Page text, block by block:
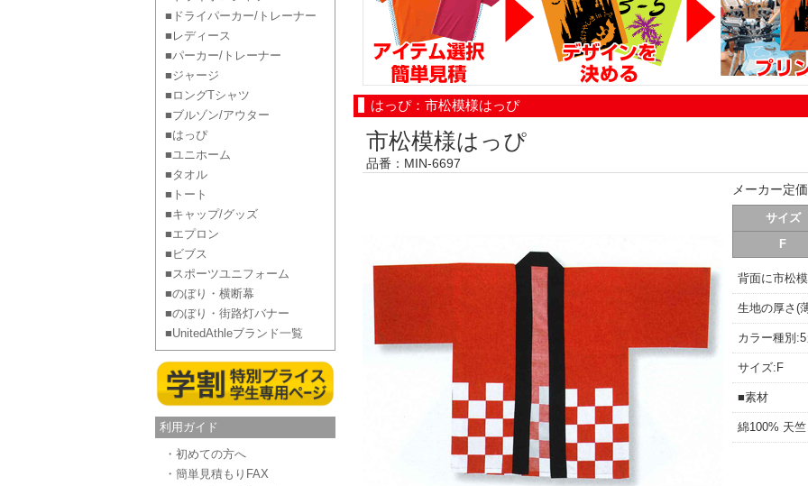
■ドライパーカー/トレーナー
■レディース
■パーカー/トレーナー
■ジャージ
■ロングTシャツ
■ブルゾン/アウター
■はっぴ
■ユニホーム
■タオル
■トート
■キャップ/グッズ
■エプロン
■ビブス
■スポーツユニフォーム
■のぼり・横断幕
■のぼり・街路灯バナー
■UnitedAthleブランド一覧
利用ガイド
・初めての方へ
・簡単見積もりFAX
はっぴ：市松模様はっぴ
市松模様はっぴ
品番：MIN-6697
メーカー定
サイズ
F
背面に市松
生地の厚さ(
カラー種別
サイズ:F
■素材
綿100% 天竺